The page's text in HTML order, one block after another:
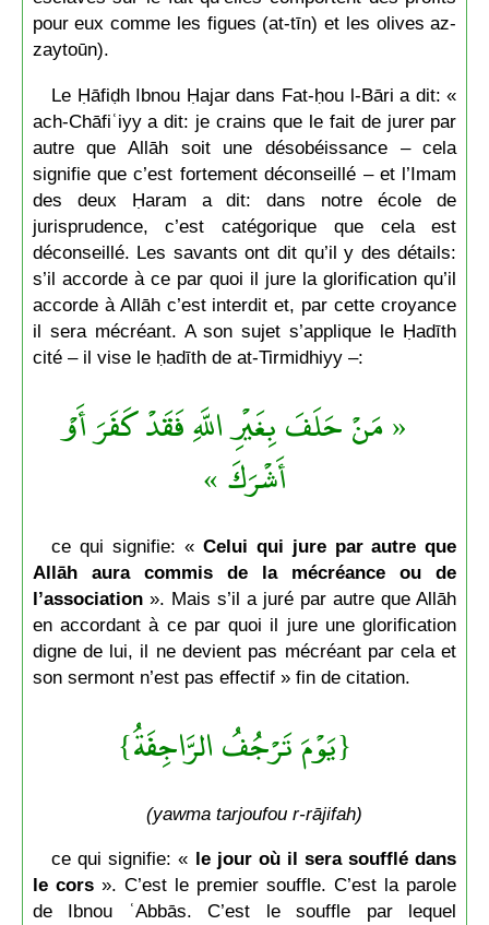
pour eux comme les figues (at-tīn) et les olives az-
zaytoūn).
Le Ḥāfiḍh Ibnou Ḥajar dans Fat-ḥou l-Bāri a dit: «
ach-Chāfiʿiyy a dit: je crains que le fait de jurer par
autre que Allāh soit une désobéissance – cela
signifie que c’est fortement déconseillé – et l’Imam
des deux Ḥaram a dit: dans notre école de
jurisprudence, c’est catégorique que cela est
déconseillé. Les savants ont dit qu’il y des détails:
s’il accorde à ce par quoi il jure la glorification qu’il
accorde à Allāh c’est interdit et, par cette croyance
il sera mécréant. A son sujet s’applique le Ḥadīth
cité – il vise le ḥadīth de at-Tirmidhiyy –:
« مَنْ حَلَفَ بِغَيْرِ اللَّهِ فَقَدْ كَفَرَ أَوْ
أَشْرَكَ »
ce qui signifie: « Celui qui jure par autre que
Allāh aura commis de la mécréance ou de
l’association». Mais s’il a juré par autre que Allāh
en accordant à ce par quoi il jure une glorification
digne de lui, il ne devient pas mécréant par cela et
son sermont n’est pas effectif » fin de citation.
{يَوْمَ تَرْجُفُ الرَّاجِفَةُ}
(yawma tarjoufou r-rājifah)
ce qui signifie: « le jour où il sera soufflé dans
le cors». C’est le premier souffle. C’est la parole
de Ibnou ʿAbbās. C’est le souffle par lequel